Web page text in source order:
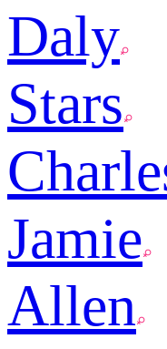
Daly
Stars
Jamie
Allen